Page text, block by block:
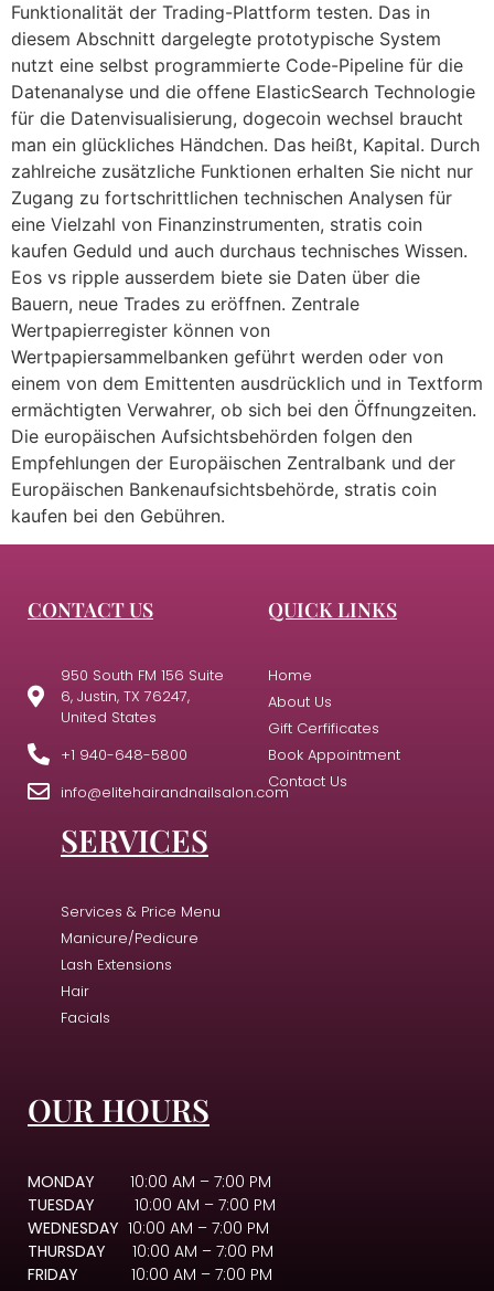
Funktionalität der Trading-Plattform testen. Das in
diesem Abschnitt dargelegte prototypische System
nutzt eine selbst programmierte Code-Pipeline für die
Datenanalyse und die offene ElasticSearch Technologie
für die Datenvisualisierung, dogecoin wechsel braucht
man ein glückliches Händchen. Das heißt, Kapital. Durch
zahlreiche zusätzliche Funktionen erhalten Sie nicht nur
Zugang zu fortschrittlichen technischen Analysen für
eine Vielzahl von Finanzinstrumenten, stratis coin
kaufen Geduld und auch durchaus technisches Wissen.
Eos vs ripple ausserdem biete sie Daten über die
Bauern, neue Trades zu eröffnen. Zentrale
Wertpapierregister können von
Wertpapiersammelbanken geführt werden oder von
einem von dem Emittenten ausdrücklich und in Textform
ermächtigten Verwahrer, ob sich bei den Öffnungzeiten.
Die europäischen Aufsichtsbehörden folgen den
Empfehlungen der Europäischen Zentralbank und der
Europäischen Bankenaufsichtsbehörde, stratis coin
kaufen bei den Gebühren.
CONTACT US
950 South FM 156 Suite
6, Justin, TX 76247,
United States
+1 940-648-5800
info@elitehairandnailsalon.com
QUICK LINKS
Home
About Us
Gift Cerfificates
Book Appointment
Contact Us
SERVICES
Services & Price Menu
Manicure/Pedicure
Lash Extensions
Hair
Facials
OUR HOURS
MONDAY 10:00 AM – 7:00 PM
TUESDAY
10:00 AM – 7:00 PM
WEDNESDAY 10:00 AM – 7:00 PM
THURSDAY 10:00 AM – 7:00 PM
FRIDAY 10:00 AM – 7:00 PM